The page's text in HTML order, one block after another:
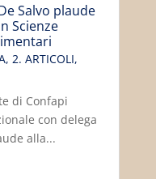
Salvo plaude
Scienze
, 2. ARTICOLI,
di Confapi
con delega
alla...